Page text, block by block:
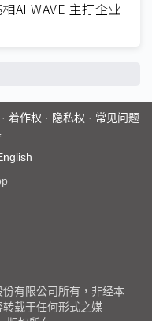
AI WAVE 主打企业
· 着作权 · 隐私权 · 常见问题
有限公司所有，非经本
载于任何形式之媒